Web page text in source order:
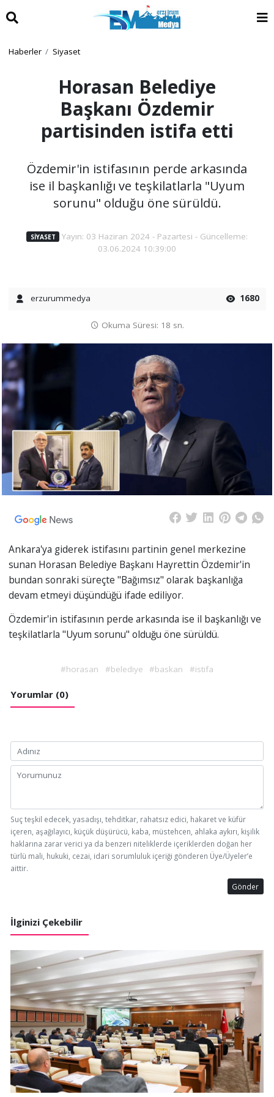
Haberler Siyaset
Horasan Belediye
Başkanı Özdemir
partisinden istifa etti
Özdemir'in istifasının perde arkasında
ise il başkanlığı ve teşkilatlarla "Uyum
sorunu" olduğu öne sürüldü.
SIYASET
Yayın: 03 Haziran 2024 - Pazartesi - Güncelleme:
03.06.2024 10:39:00
erzurummedya 1680
Okuma Süresi: 18 sn.
Ankara'ya giderek istifasını partinin genel merkezine
sunan Horasan Belediye Başkanı Hayrettin Özdemir'in
bundan sonraki süreçte "Bağımsız" olarak başkanlığa
devam etmeyi düşündüğü ifade ediliyor.
Özdemir'in istifasının perde arkasında ise il başkanlığı ve
teşkilatlarla "Uyum sorunu" olduğu öne sürüldü.
#horasan #belediye #baskan #istifa
Yorumlar (0)
Suç teşkil edecek, yasadışı, tehditkar, rahatsız edici, hakaret ve küfür
içeren, aşağılayıcı, küçük düşürücü, kaba, müstehcen, ahlaka aykırı, kişilik
haklarına zarar verici ya da benzeri niteliklerde içeriklerden doğan her
türlü mali, hukuki, cezai, idari sorumluluk içeriği gönderen Üye/Üyeler’e
aittir.
Gönder
İlginizi Çekebilir